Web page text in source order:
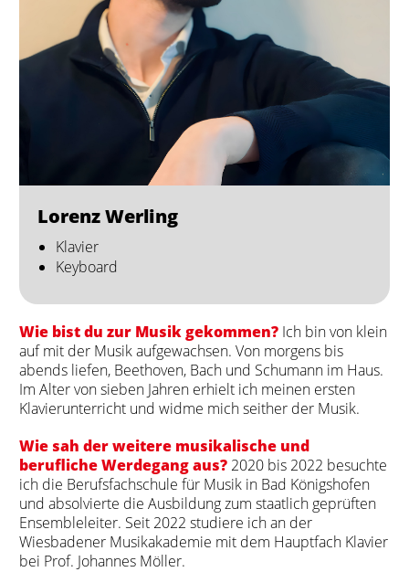
Lorenz Werling
Klavier
Keyboard
Wie bist du zur Musik gekommen?Ich bin von klein
auf mit der Musik aufgewachsen. Von morgens bis
abends liefen, Beethoven, Bach und Schumann im Haus.
Im Alter von sieben Jahren erhielt ich meinen ersten
Klavierunterricht und widme mich seither der Musik.
Wie sah der weitere musikalische und
berufliche Werdegang aus?2020 bis 2022 besuchte
ich die Berufsfachschule für Musik in Bad Königshofen
und absolvierte die Ausbildung zum staatlich geprüften
Ensembleleiter. Seit 2022 studiere ich an der
Wiesbadener Musikakademie mit dem Hauptfach Klavier
bei Prof. Johannes Möller.